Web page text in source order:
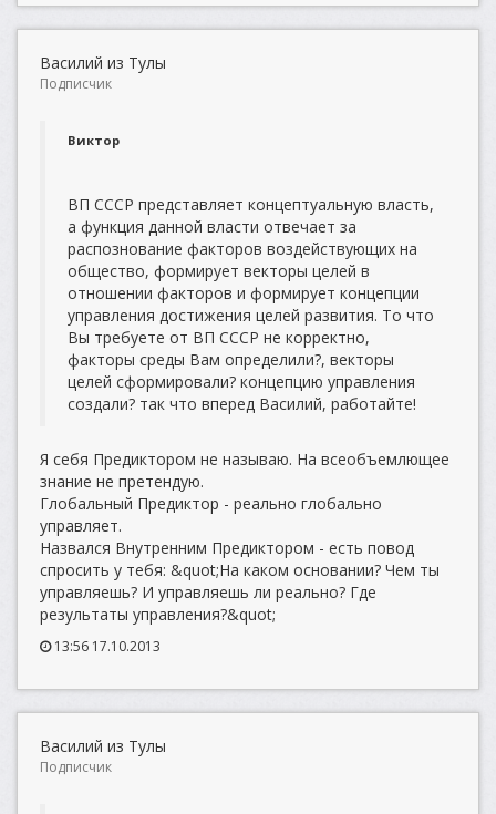
Василий из Тулы
Подписчик
Виктор
ВП СССР представляет концептуальную власть,
а функция данной власти отвечает за
распознование факторов воздействующих на
общество, формирует векторы целей в
отношении факторов и формирует концепции
управления достижения целей развития. То что
Вы требуете от ВП СССР не корректно,
факторы среды Вам определили?, векторы
целей сформировали? концепцию управления
создали? так что вперед Василий, работайте!
Я себя Предиктором не называю. На всеобъемлющее
знание не претендую.
Глобальный Предиктор - реально глобально
управляет.
Назвался Внутренним Предиктором - есть повод
спросить у тебя: &quot;На каком основании? Чем ты
управляешь? И управляешь ли реально? Где
результаты управления?&quot;
13:56 17.10.2013
Василий из Тулы
Подписчик